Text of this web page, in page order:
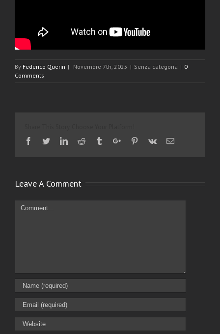
By Federico Querin | Novembre 7th, 2025 | Senza categoria | 0
Comments
Facebook
TwitterLinkedinReddit TumblrGoogle+Pinterest
Vk Email
Leave A Comment
Comment